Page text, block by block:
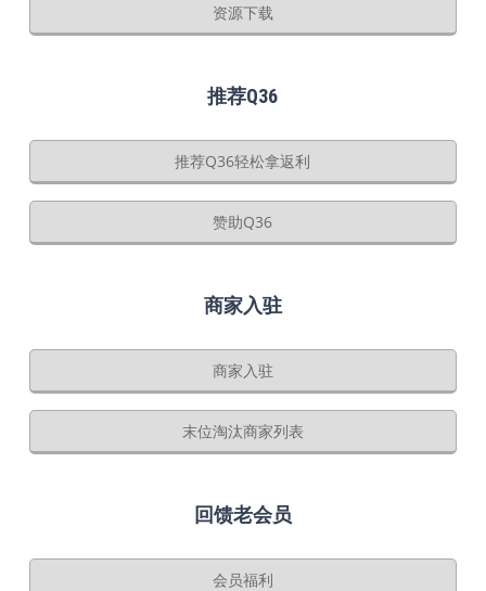
资源下载
推荐Q36
推荐Q36轻松拿返利
赞助Q36
商家入驻
商家入驻
末位淘汰商家列表
回馈老会员
会员福利